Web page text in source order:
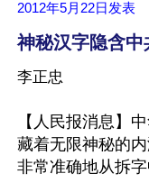
2012年5月22日 发表
神秘汉字隐含
李正忠
【人民报消息】
藏着无限神秘的
非常准确地从拆